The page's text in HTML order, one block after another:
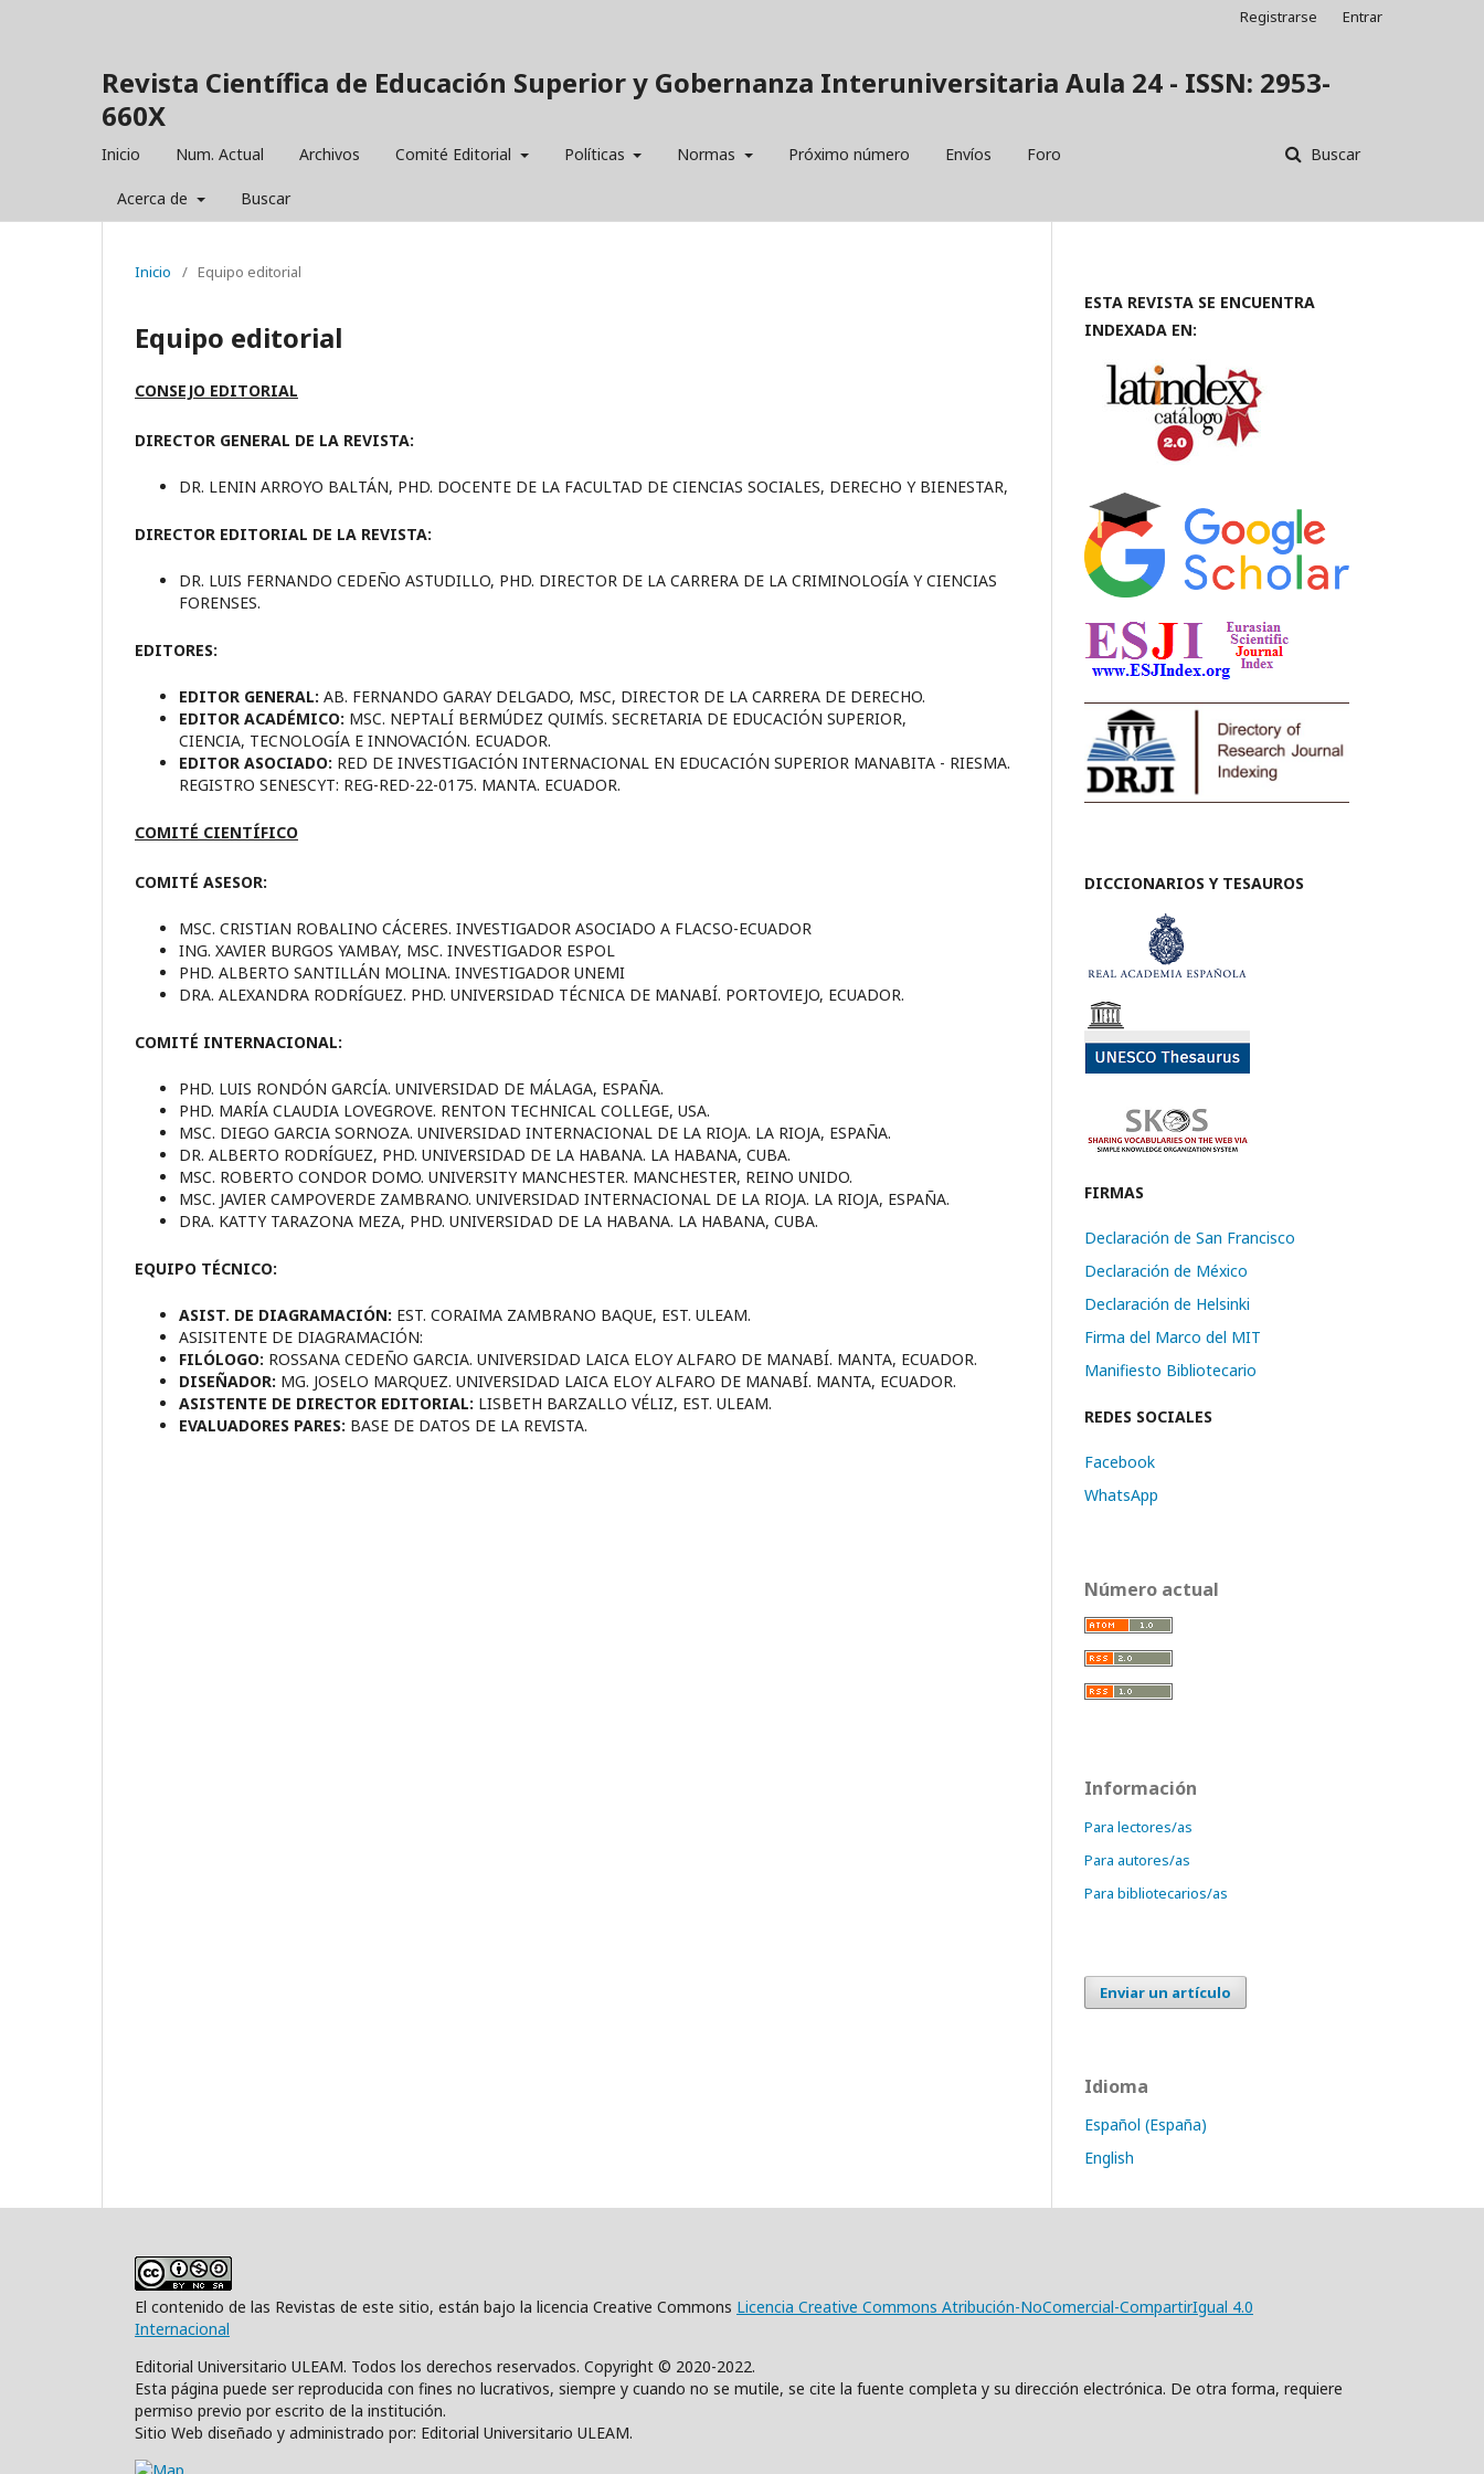
Revista Científica de Educación Superior y Gobernanza Interuniversitaria Aula 24 - ISSN: 2953-
660X
Inicio Num. Actual Archivos Comité Editorial Políticas Normas Próximo número Envíos Foro
Acerca de Buscar
Buscar
Registrarse Entrar
Inicio / Equipo editorial
Equipo editorial
CONSEJO EDITORIAL
DIRECTOR GENERAL DE LA REVISTA:
DR. LENIN ARROYO BALTÁN, PHD. DOCENTE DE LA FACULTAD DE CIENCIAS SOCIALES, DERECHO Y BIENESTAR,
DIRECTOR EDITORIAL DE LA REVISTA:
DR. LUIS FERNANDO CEDEÑO ASTUDILLO, PHD. DIRECTOR DE LA CARRERA DE LA CRIMINOLOGÍA Y CIENCIAS
FORENSES.
EDITORES:
EDITOR GENERAL: AB. FERNANDO GARAY DELGADO, MSC, DIRECTOR DE LA CARRERA DE DERECHO.
EDITOR ACADÉMICO: MSC. NEPTALÍ BERMÚDEZ QUIMÍS. SECRETARIA DE EDUCACIÓN SUPERIOR,
CIENCIA, TECNOLOGÍA E INNOVACIÓN. ECUADOR.
EDITOR ASOCIADO: RED DE INVESTIGACIÓN INTERNACIONAL EN EDUCACIÓN SUPERIOR MANABITA - RIESMA.
REGISTRO SENESCYT: REG-RED-22-0175. MANTA. ECUADOR.
COMITÉ CIENTÍFICO
COMITÉ ASESOR:
MSC. CRISTIAN ROBALINO CÁCERES. INVESTIGADOR ASOCIADO A FLACSO-ECUADOR
ING. XAVIER BURGOS YAMBAY, MSC. INVESTIGADOR ESPOL
PHD. ALBERTO SANTILLÁN MOLINA. INVESTIGADOR UNEMI
DRA. ALEXANDRA RODRÍGUEZ. PHD. UNIVERSIDAD TÉCNICA DE MANABÍ. PORTOVIEJO, ECUADOR.
COMITÉ INTERNACIONAL:
PHD. LUIS RONDÓN GARCÍA. UNIVERSIDAD DE MÁLAGA, ESPAÑA.
PHD. MARÍA CLAUDIA LOVEGROVE. RENTON TECHNICAL COLLEGE, USA.
MSC. DIEGO GARCIA SORNOZA. UNIVERSIDAD INTERNACIONAL DE LA RIOJA. LA RIOJA, ESPAÑA.
DR. ALBERTO RODRÍGUEZ, PHD. UNIVERSIDAD DE LA HABANA. LA HABANA, CUBA.
MSC. ROBERTO CONDOR DOMO. UNIVERSITY MANCHESTER. MANCHESTER, REINO UNIDO.
MSC. JAVIER CAMPOVERDE ZAMBRANO. UNIVERSIDAD INTERNACIONAL DE LA RIOJA. LA RIOJA, ESPAÑA.
DRA. KATTY TARAZONA MEZA, PHD. UNIVERSIDAD DE LA HABANA. LA HABANA, CUBA.
EQUIPO TÉCNICO:
ASIST. DE DIAGRAMACIÓN: EST. CORAIMA ZAMBRANO BAQUE, EST. ULEAM.
ASISITENTE DE DIAGRAMACIÓN:
FILÓLOGO: ROSSANA CEDEÑO GARCIA. UNIVERSIDAD LAICA ELOY ALFARO DE MANABÍ. MANTA, ECUADOR.
DISEÑADOR: MG. JOSELO MARQUEZ. UNIVERSIDAD LAICA ELOY ALFARO DE MANABÍ. MANTA, ECUADOR.
ASISTENTE DE DIRECTOR EDITORIAL: LISBETH BARZALLO VÉLIZ, EST. ULEAM.
EVALUADORES PARES: BASE DE DATOS DE LA REVISTA.
ESTA REVISTA SE ENCUENTRA
INDEXADA EN:
DICCIONARIOS Y TESAUROS
FIRMAS
Declaración de San Francisco
Declaración de México
Declaración de Helsinki
Firma del Marco del MIT
Manifiesto Bibliotecario
REDES SOCIALES
Facebook
WhatsApp
Número actual
Información
Para lectores/as
Para autores/as
Para bibliotecarios/as
Enviar un artículo
Idioma
Español (España)
English
El contenido de las Revistas de este sitio, están bajo la licencia Creative Commons Licencia Creative Commons Atribución-NoComercial-CompartirIgual 4.0
Internacional
Editorial Universitario ULEAM. Todos los derechos reservados. Copyright © 2020-2022.
Esta página puede ser reproducida con fines no lucrativos, siempre y cuando no se mutile, se cite la fuente completa y su dirección electrónica. De otra forma, requiere
permiso previo por escrito de la institución.
Sitio Web diseñado y administrado por: Editorial Universitario ULEAM.